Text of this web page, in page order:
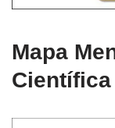
Mapa
Científica